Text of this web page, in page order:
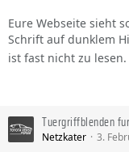
Eure Webseite sieht
Schrift auf dunklem
ist fast nicht zu lesen.
Tuergriffblenden
Netzkater 3.